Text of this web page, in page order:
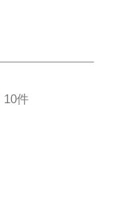
10件